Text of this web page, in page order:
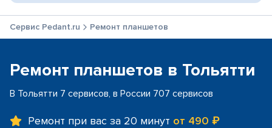
Сервис Pedant.ru Ремонт планшетов
Ремонт планшетов в Тольятти
В Тольятти 7 сервисов, в России 707 сервисов
Ремонт при вас за 20 минут от 490 ₽